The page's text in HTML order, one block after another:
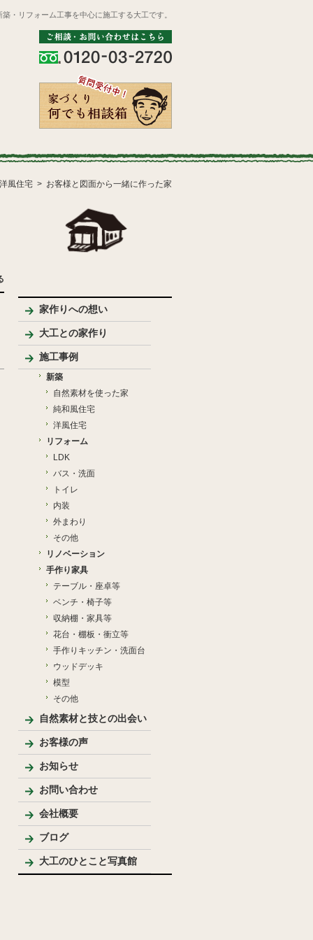
・リフォーム工事を中心に施工する大工です。
洋風住宅 お客様と図面から一緒に作った家
家作りへの想い
大工との家作り
家づくりの流れとポイント
プレゼンテーション
大工のこだわり
施工事例
新築
自然素材を使った家
純和風住宅
洋風住宅
リフォーム
LDK
バス・洗面
トイレ
内装
外まわり
その他
リノベーション
手作り家具
テーブル・座卓等
ベンチ・椅子等
収納棚・家具等
花台・棚板・衝立等
手作りキッチン・洗面台
ウッドデッキ
模型
その他
自然素材と技との出会い
お客様の声
お知らせ
お問い合わせ
会社概要
代表プロフィール
ブログ
大工のひとこと写真館